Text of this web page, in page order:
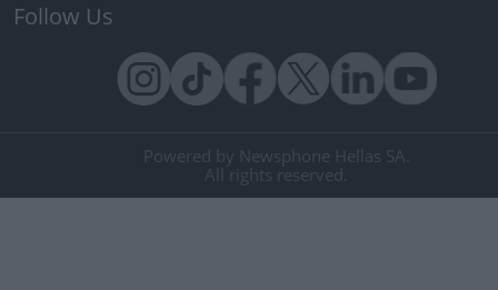
Follow Us
Powered by Newsphone Hellas SA.
All rights reserved.